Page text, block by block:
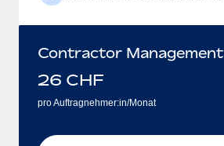
Contractor Management
26 CHF
pro Auftragnehmer:in/Monat